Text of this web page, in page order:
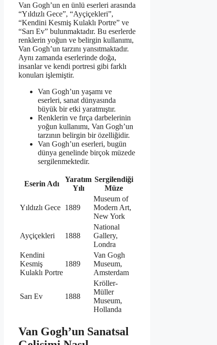
Van Gogh’un en ünlü eserleri arasında
“Yıldızlı Gece”, “Ayçiçekleri”,
“Kendini Kesmiş Kulaklı Portre” ve
“Sarı Ev” bulunmaktadır. Bu eserlerde
renklerin yoğun ve belirgin kullanımı,
Van Gogh’un tarzını yansıtmaktadır.
Aynı zamanda eserlerinde doğa,
insanlar ve kendi portresi gibi farklı
konuları işlemiştir.
Van Gogh’un yaşamı ve
eserleri, sanat dünyasında
büyük bir etki yaratmıştır.
Renklerin ve fırça darbelerinin
yoğun kullanımı, Van Gogh’un
tarzının belirgin bir özelliğidir.
Van Gogh’un eserleri, bugün
dünya genelinde birçok müzede
sergilenmektedir.
Eserin Adı
Yaratım
Yılı
Sergilendiği
Müze
Yıldızlı Gece 1889
Museum of
Modern Art,
New York
Ayçiçekleri 1888
National
Gallery,
Londra
Kendini
Kesmiş
Kulaklı Portre
1889
Van Gogh
Museum,
Amsterdam
Sarı Ev 1888
Kröller-
Müller
Museum,
Hollanda
Van Gogh’un Sanatsal